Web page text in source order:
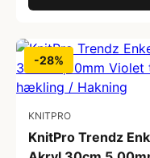
-28%
KNITPRO
KnitPro Trendz